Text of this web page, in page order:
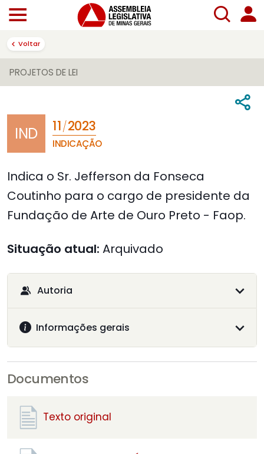
Voltar
PROJETOS DE LEI
IND 11/2023
INDICAÇÃO
Indica o Sr. Jefferson da Fonseca
Coutinho para o cargo de presidente da
Fundação de Arte de Ouro Preto - Faop.
Situação atual: Arquivado
Autoria
Informações gerais
Documentos
Texto original